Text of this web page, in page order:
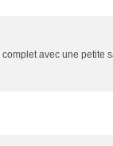
avec une petite